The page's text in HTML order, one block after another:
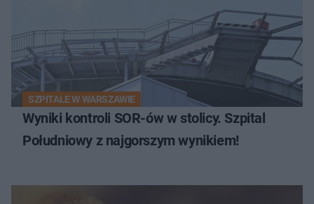
SZPITALE W WARSZAWIE
Wyniki kontroli SOR-ów w stolicy. Szpital
Południowy z najgorszym wynikiem!